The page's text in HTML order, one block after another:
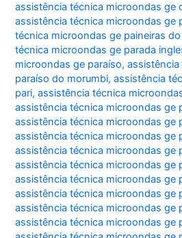
assistência técnica microondas ge
assistência técnica microondas ge
técnica microondas ge paineiras
técnica microondas ge parada
microondas ge paraíso,
paraíso do morumbi,assistência
pari,assistência técnica
assistência técnica microondas ge
assistência técnica microondas ge
assistência técnica microondas ge
assistência técnica microondas ge
assistência técnica microondas ge
assistência técnica microondas ge
assistência técnica microondas ge
assistência técnica microondas ge
assistência técnica microondas ge